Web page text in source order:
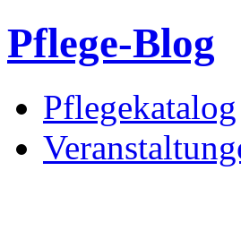
Pflege-Blog
Pflegekatalog